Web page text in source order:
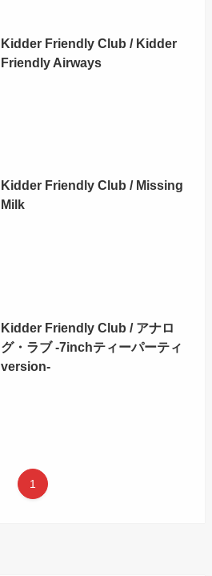
Kidder Friendly Club / Kidder
Friendly Airways
Kidder Friendly Club / Missing
Milk
Kidder Friendly Club / アナロ
グ・ラブ -7inchティーパーティ
version-
1